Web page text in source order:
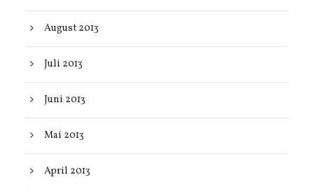
August 2013
Juli 2013
Juni 2013
Mai 2013
April 2013